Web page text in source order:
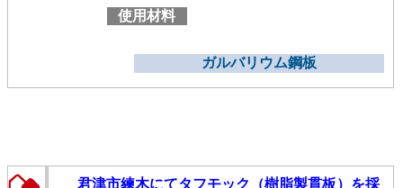
使用材料
ガルバリウム鋼板
君津市練木にてタフモック（樹脂製貫板）を採